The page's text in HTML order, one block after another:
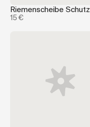
Riemenscheibe Schutz
15 €